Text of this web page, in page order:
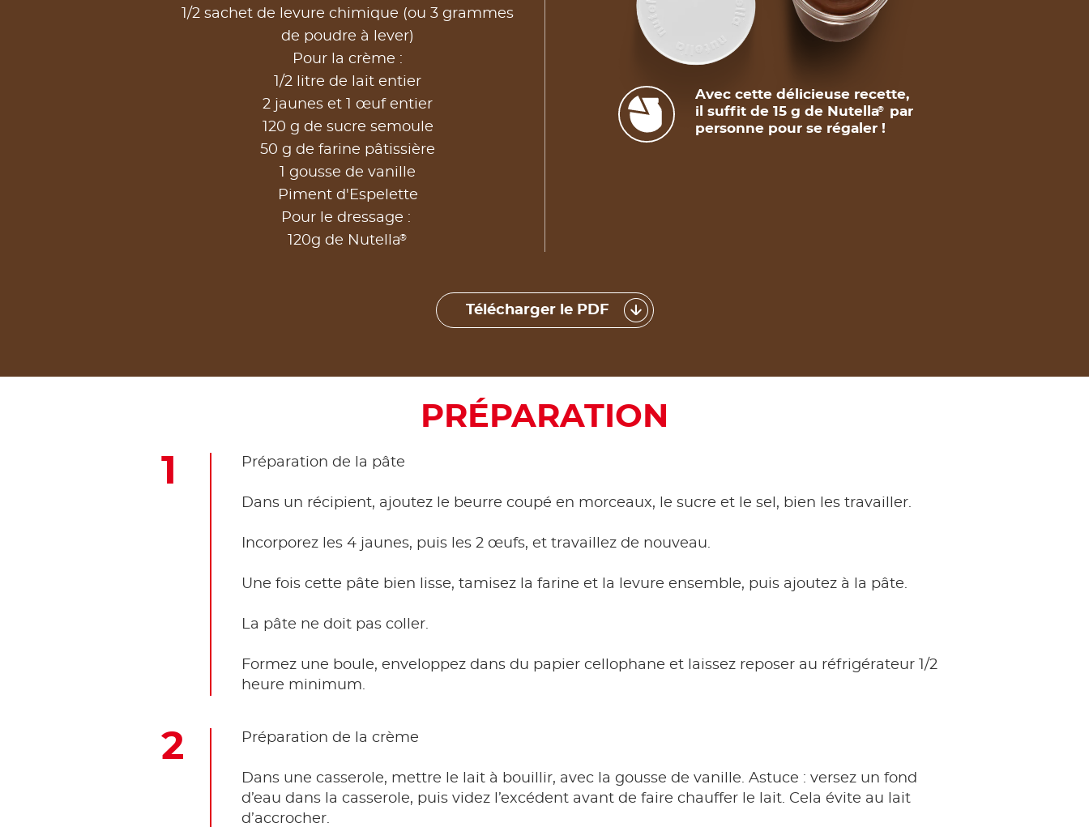
1/2 sachet de levure chimique (ou 3 grammes
de poudre à lever)
Pour la crème :
1/2 litre de lait entier
2 jaunes et 1 œuf entier
120 g de sucre semoule
50 g de farine pâtissière
1 gousse de vanille
Piment d'Espelette
Pour le dressage :
120g de Nutella®
Avec cette délicieuse recette,
il suffit de 15 g de Nutella®
par
personne pour se régaler !
Télécharger le PDF
PRÉPARATION
Préparation de la pâte
Dans un récipient, ajoutez le beurre coupé en morceaux, le sucre et le sel, bien les travailler.
Incorporez les 4 jaunes, puis les 2 œufs, et travaillez de nouveau.
Une fois cette pâte bien lisse, tamisez la farine et la levure ensemble, puis ajoutez à la pâte.
La pâte ne doit pas coller.
Formez une boule, enveloppez dans du papier cellophane et laissez reposer au réfrigérateur 1/2
heure minimum.
Préparation de la crème
Dans une casserole, mettre le lait à bouillir, avec la gousse de vanille. Astuce : versez un fond
d’eau dans la casserole, puis videz l’excédent avant de faire chauffer le lait. Cela évite au lait
d’accrocher.